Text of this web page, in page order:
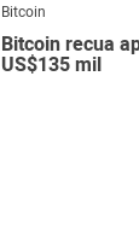
Bitcoin
Bitcoin recua
US$135 mil